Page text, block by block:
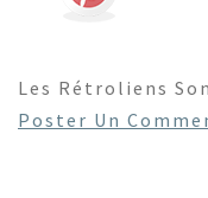
Les Rétroliens
Poster Un